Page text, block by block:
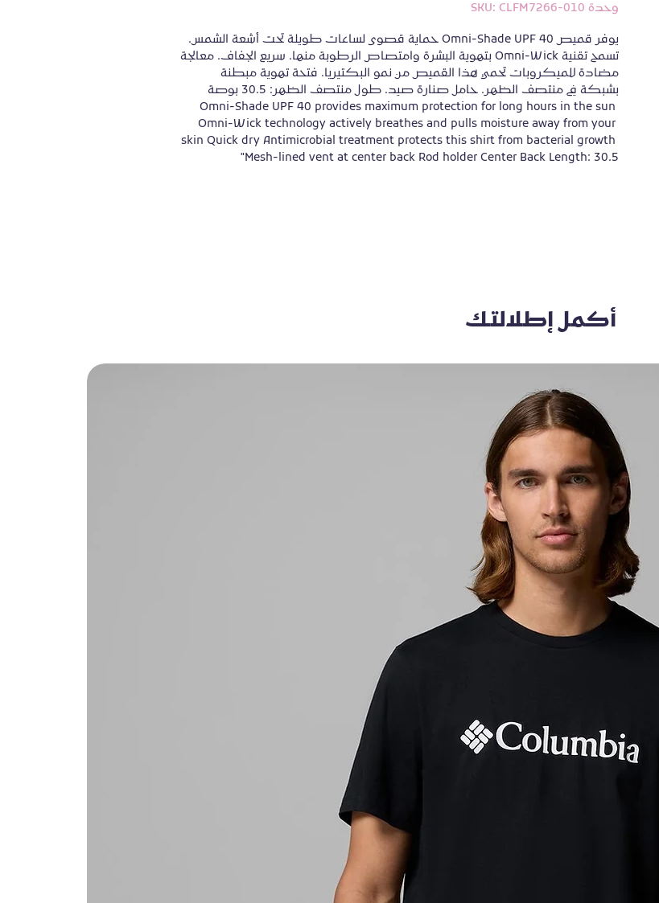
وحدة SKU: CLFM7266-010
Omni-Shade UPF 40 provides maximum protection for long hours in the sun
Omni-Wick technology actively breathes and pulls moisture away from your
skin Quick dry Antimicrobial treatment protects this shirt from bacterial growth
Mesh-lined vent at center back Rod holder Center Back Length: 30.5"
أكمل إطلالتك